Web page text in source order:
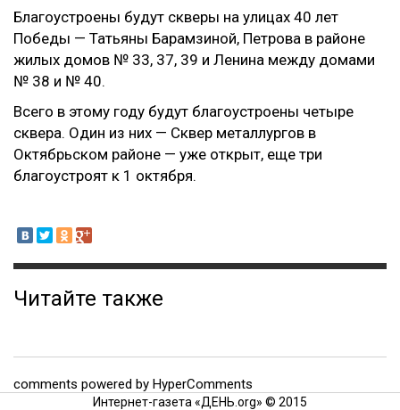
Благоустроены будут скверы на улицах 40 лет
Победы — Татьяны Барамзиной, Петрова в районе
жилых домов № 33, 37, 39 и Ленина между домами
№ 38 и № 40.
Всего в этому году будут благоустроены четыре
сквера. Один из них — Сквер металлургов в
Октябрьском районе — уже открыт, еще три
благоустроят к 1 октября.
Читайте также
comments powered by HyperComments
Интернет-газета «ДЕНЬ.org» © 2015